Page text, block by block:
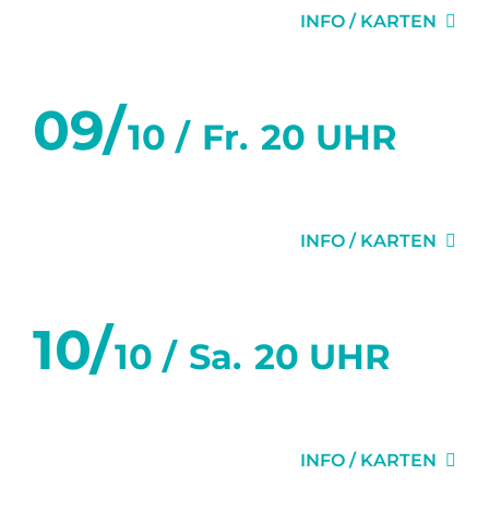
INFO / KARTEN
09/10 / Fr. 20 UHR
INFO / KARTEN
10/10 / Sa. 20 UHR
INFO / KARTEN